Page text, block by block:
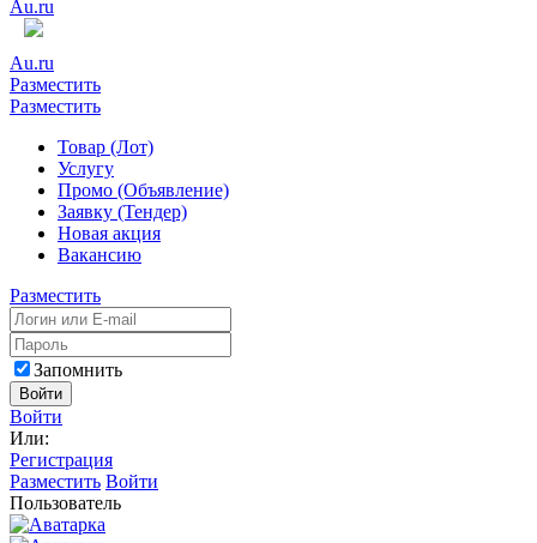
Au.ru
Au.ru
Разместить
Разместить
Товар (Лот)
Услугу
Промо (Объявление)
Заявку (Тендер)
Новая акция
Вакансию
Разместить
Запомнить
Войти
Войти
Или:
Регистрация
Разместить Войти
Пользователь